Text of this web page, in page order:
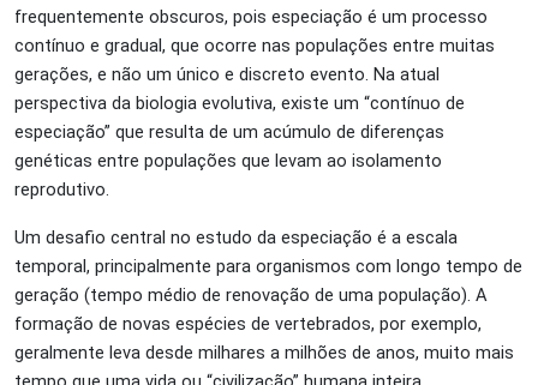
frequentemente obscuros, pois especiação é um processo
contínuo e gradual, que ocorre nas populações entre muitas
gerações, e não um único e discreto evento. Na atual
perspectiva da biologia evolutiva, existe um “contínuo de
especiação” que resulta de um acúmulo de diferenças
genéticas entre populações que levam ao isolamento
reprodutivo.
Um desafio central no estudo da especiação é a escala
temporal, principalmente para organismos com longo tempo de
geração (tempo médio de renovação de uma população). A
formação de novas espécies de vertebrados, por exemplo,
geralmente leva desde milhares a milhões de anos, muito mais